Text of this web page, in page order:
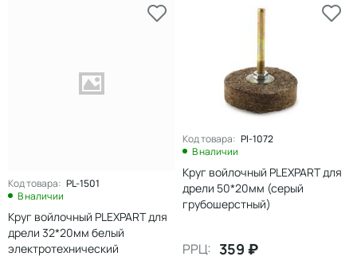
Код товара: PL-1501
В наличии
Круг войлочный PLEXPART для
дрели 32*20мм белый
электротехнический
Код товара: Pl-1072
В наличии
Круг войлочный PLEXPART для
дрели 50*20мм (серый
грубошерстный)
РРЦ: 359 ₽